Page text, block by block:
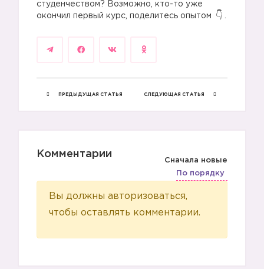
студенчеством? Возможно, кто-то уже
окончил первый курс, поделитесь опытом
ПРЕДЫДУЩАЯ СТАТЬЯ СЛЕДУЮЩАЯ СТАТЬЯ
Комментарии
Сначала новые
По порядку
Вы должны авторизоваться,
чтобы оставлять комментарии.